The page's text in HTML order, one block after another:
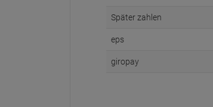
Später zahlen
eps
giropay